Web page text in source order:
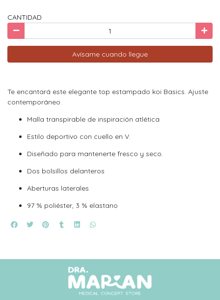
CANTIDAD
Avísame cuando llegue
Te encantará este elegante top estampado koi Basics. Ajuste
contemporáneo.
Malla transpirable de inspiración atlética
Estilo deportivo con cuello en V.
Diseñado para mantenerte fresco y seco.
Dos bolsillos delanteros
Aberturas laterales
97 % poliéster, 3 % elastano